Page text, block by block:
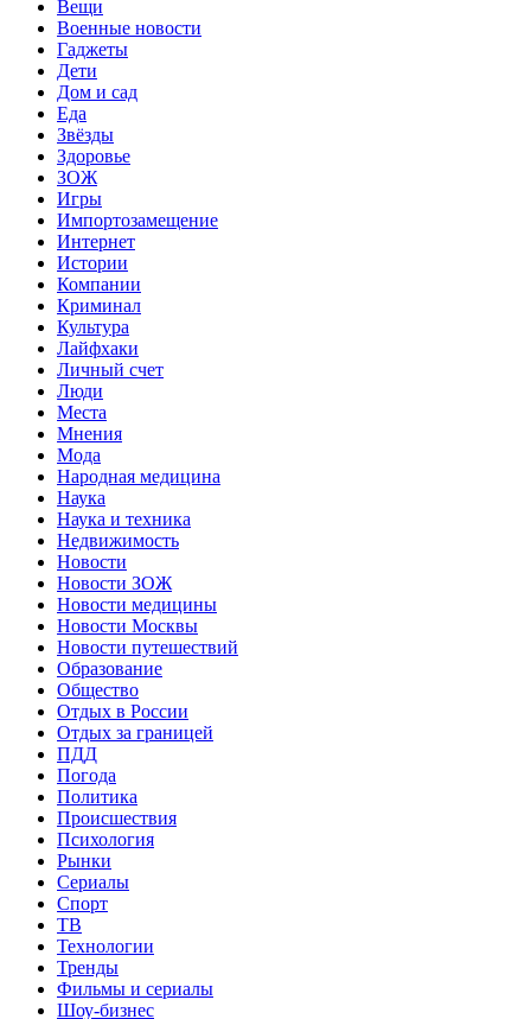
Вещи
Военные новости
Гаджеты
Дети
Дом и сад
Еда
Звёзды
Здоровье
ЗОЖ
Игры
Импортозамещение
Интернет
Истории
Компании
Криминал
Культура
Лайфхаки
Личный счет
Люди
Места
Мнения
Мода
Народная медицина
Наука
Наука и техника
Недвижимость
Новости
Новости ЗОЖ
Новости медицины
Новости Москвы
Новости путешествий
Образование
Общество
Отдых в России
Отдых за границей
ПДД
Погода
Политика
Происшествия
Психология
Рынки
Сериалы
Спорт
ТВ
Технологии
Тренды
Фильмы и сериалы
Шоу-бизнес